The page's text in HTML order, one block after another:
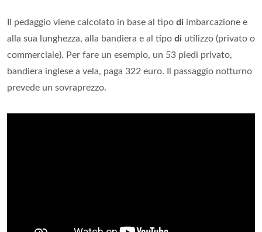
Il pedaggio viene calcolato in base al tipo di imbarcazione e
alla sua lunghezza, alla bandiera e al tipo di utilizzo (privato o
commerciale). Per fare un esempio, un 53 piedi privato,
bandiera inglese a vela, paga 322 euro. Il passaggio notturno
prevede un sovraprezzo.